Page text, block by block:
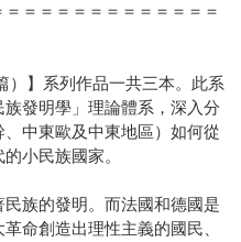
＝＝＝＝＝＝＝＝＝＝＝＝
）】系列作品一共三本。此系
發明學」理論體系，深入分
中東歐及中東地區）如何從
小民族國家。
族的發明。而法國和德國是
命創造出理性主義的國民、